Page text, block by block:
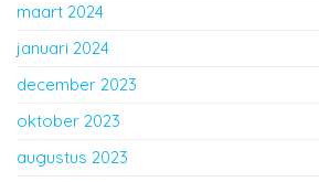
maart 2024
januari 2024
december 2023
oktober 2023
augustus 2023